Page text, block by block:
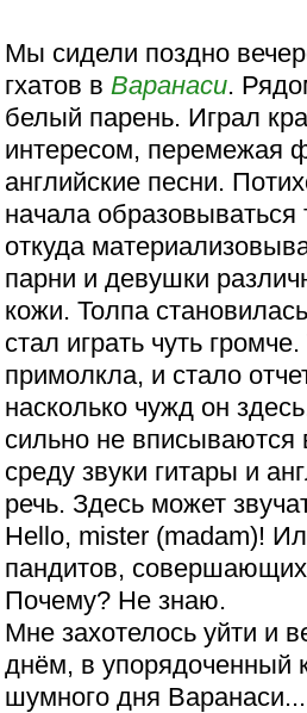
Мы сидели поздно
гхатов в Варанаси.
белый парень. Играл
интересом, перемежая
английские песни.
начала
откуда
парни и девушки
кожи. Толпа
стал играть чуть
примолкла, и стало
насколько чужд он
сильно не
среду звуки гитары и
речь. Здесь может
Hello, mister (madam)!
пандитов,
Почему? Не знаю.
Мне захотелось уйти и
днём, в упорядоченный
шумного дня Варанаси...